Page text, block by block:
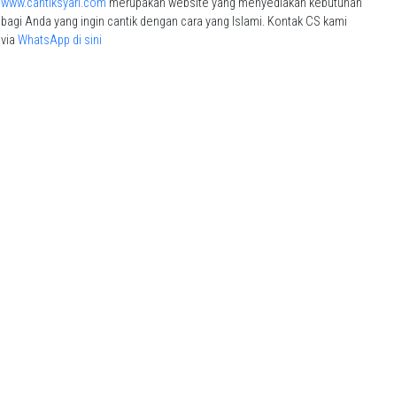
bagi Anda yang ingin cantik dengan cara yang Islami. Kontak CS kami
via WhatsApp di sini